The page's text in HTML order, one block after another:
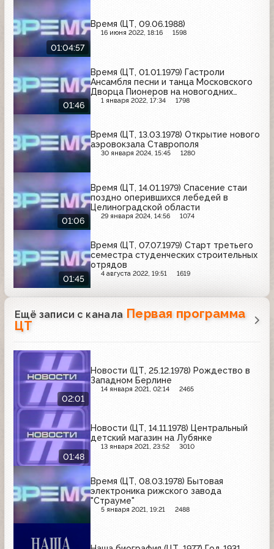
01:04:57
Время (ЦТ, 09.06.1988)
16 июня 2022, 18:16 1598
01:46
Время (ЦТ, 01.01.1979) Гастроли
Ансамбля песни и танца Московского
Дворца Пионеров на новогодних
каникулах
1 января 2022, 17:34 1798
Время (ЦТ, 13.03.1978) Открытие нового
аэровокзала Ставрополя
30 января 2024, 15:45 1280
01:06
Время (ЦТ, 14.01.1979) Спасение стаи
поздно оперившихся лебедей в
Целиноградской области
29 января 2024, 14:56 1074
01:45
Время (ЦТ, 07.07.1979) Старт третьего
семестра студенческих строительных
отрядов
4 августа 2022, 19:51 1619
Ещё записи с канала Первая программа
ЦТ
02:01
Новости (ЦТ, 25.12.1978) Рождество в
Западном Берлине
14 января 2021, 02:14 2465
01:48
Новости (ЦТ, 14.11.1978) Центральный
детский магазин на Лубянке
13 января 2021, 23:52 3010
Время (ЦТ, 08.03.1978) Бытовая
электроника рижского завода
"Страуме"
5 января 2021, 19:21 2488